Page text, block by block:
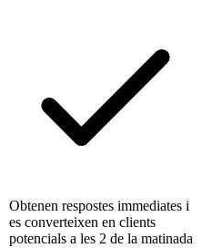
Obtenen respostes immediates i
es converteixen en clients
potencials a les 2 de la matinada